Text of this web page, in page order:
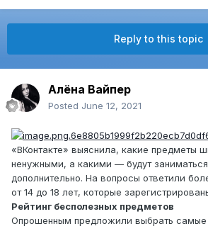
Reply to this topic
Алёна Вайпер
Posted June 12, 2021
«ВКонтакте» выяснила, какие предметы
ненужными, а какими — будут заниматься
дополнительно. На вопросы ответили
от 14 до 18 лет, которые
Рейтинг бесполезных предметов
Опрошенным предложили выбрать самые